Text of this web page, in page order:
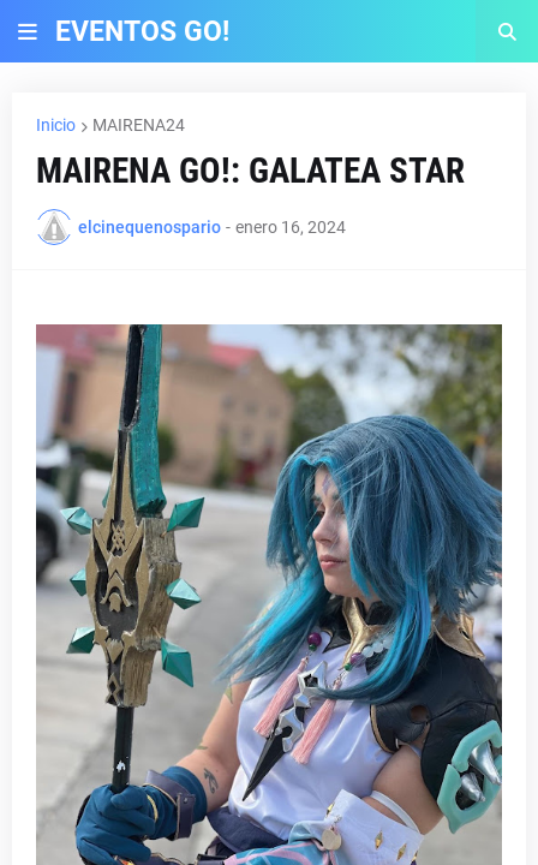
EVENTOS GO!
Inicio MAIRENA24
MAIRENA GO!: GALATEA STAR
elcinequenospario - enero 16, 2024